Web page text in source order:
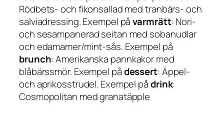
Rödbets- och fikonsallad med tranbärs- och
salviadressing. Exempel påvarmrätt: Nori-
och sesampanerad seitan med sobanudlar
och edamamer/mint-sås. Exempel på
brunch: Amerikanska pannkakor med
blåbärssmör. Exempel pådessert: Äppel-
och aprikosstrudel. Exempel pådrink:
Cosmopolitan med granatäpple